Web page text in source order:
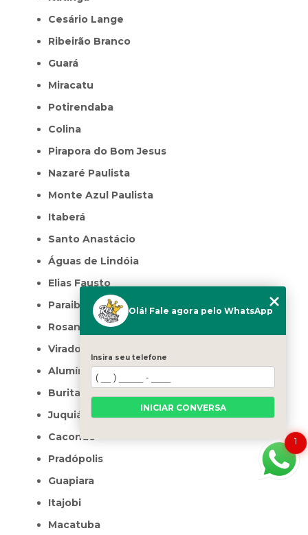
Cesário Lange
Ribeirão Branco
Guará
Miracatu
Potirendaba
Colina
Pirapora do Bom Jesus
Nazaré Paulista
Monte Azul Paulista
Itaberá
Santo Anastácio
Águas de Lindóia
Elias Fausto
Paraibuna
Rosana
Viradouro
Alumínio
Buritama
Juquiá
Caconde
Pradópolis
Guapiara
Itajobi
Macatuba
1
Olá! Fale agora pelo WhatsApp
Insira seu telefone
INICIAR CONVERSA